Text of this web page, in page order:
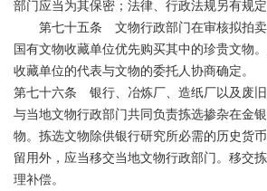
部门应当为其保密；法律、行政法规另有规定
第七十五条 文物行政部门在审核拟拍卖
国有文物收藏单位优先购买其中的珍贵文物
收藏单位的代表与文物的委托人协商确定。
第七十六条 银行、冶炼厂、造纸厂以及废
与当地文物行政部门共同负责拣选掺杂在金
物。拣选文物除供银行研究所必需的历史货
留用外，应当移交当地文物行政部门。移交
理补偿。